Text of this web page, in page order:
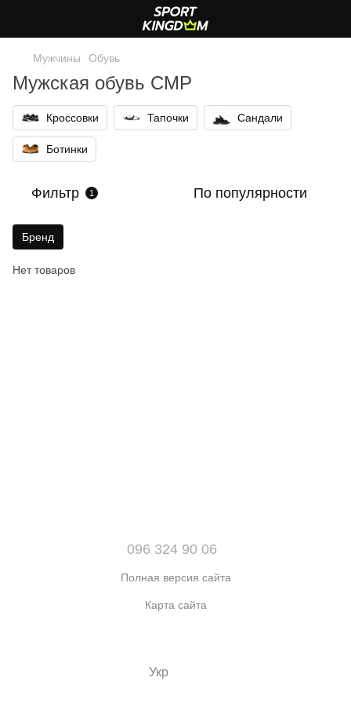
Мужчины Обувь
Мужская обувь CMP
Кроссовки Тапочки Сандали
Ботинки
Фильтр 1 По популярности
Бренд
Нет товаров
096 324 90 06
Полная версия сайта
Карта сайта
Укр